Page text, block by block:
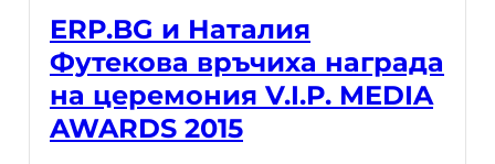
ERP.BG и Наталия
Футекова връчиха награда
на церемония V.I.P. MEDIA
AWARDS 2015